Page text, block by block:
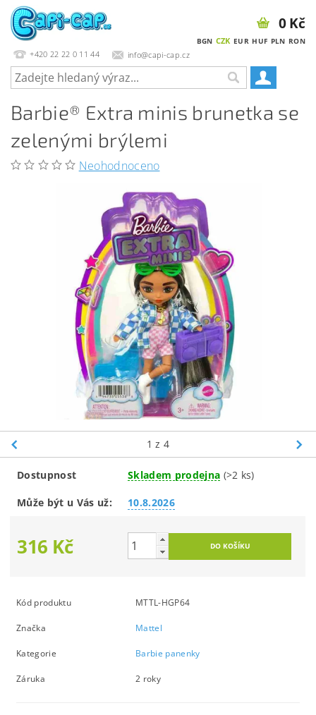
+420 22 22 0 11 44 info@capi-cap.cz
BGN CZK EUR HUF PLN RON
0 Kč
Barbie® Extra minis brunetka se
zelenými brýlemi
Neohodnoceno
1 z 4
Dostupnost Skladem prodejna (>2 ks)
Může být u Vás už: 10.8.2026
316 Kč
Kód produktu MTTL-HGP64
Značka Mattel
Kategorie Barbie panenky
Záruka 2 roky